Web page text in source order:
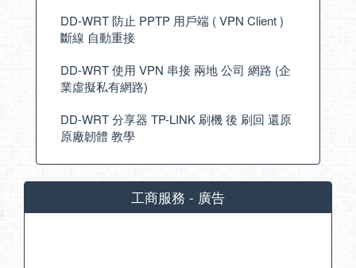
DD-WRT 防止 PPTP 用戶端 ( VPN Client )
斷線 自動重接
DD-WRT 使用 VPN 串接 兩地 公司 網路 (企
業虛擬私有網路)
DD-WRT 分享器 TP-LINK 刷機 後 刷回 還原
原廠韌體 教學
工商服務 - 廣告